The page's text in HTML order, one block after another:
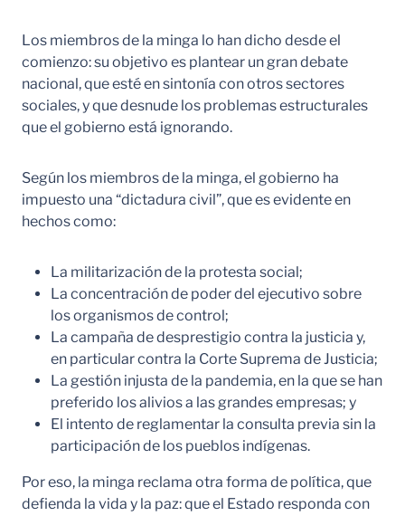
Los miembros de la minga lo han dicho desde el
comienzo: su objetivo es plantear un gran debate
nacional, que esté en sintonía con otros sectores
sociales, y que desnude los problemas estructurales
que el gobierno está ignorando.
Según los miembros de la minga, el gobierno ha
impuesto una “dictadura civil”, que es evidente en
hechos como:
La militarización de la protesta social;
La concentración de poder del ejecutivo sobre
los organismos de control;
La campaña de desprestigio contra la justicia y,
en particular contra la Corte Suprema de Justicia;
La gestión injusta de la pandemia, en la que se han
preferido los alivios a las grandes empresas; y
El intento de reglamentar la consulta previa sin la
participación de los pueblos indígenas.
Por eso, la minga reclama otra forma de política, que
defienda la vida y la paz: que el Estado responda con